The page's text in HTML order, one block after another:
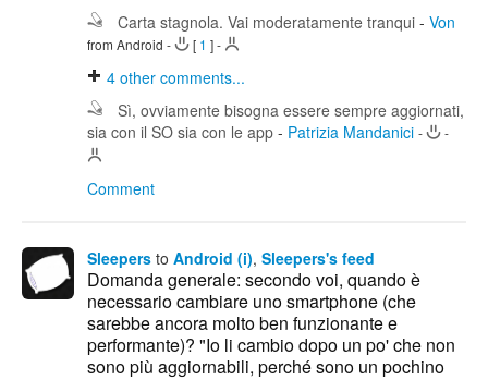
Carta stagnola. Vai moderatamente tranqui - Von
from Android - [ 1 ]-
4 other comments...
Sì, ovviamente bisogna essere sempre aggiornati,
sia con il SO sia con le app - Patrizia Mandanici - -
Comment
Sleepers to Android (i), Sleepers's feed
Domanda generale: secondo voi, quando è
necessario cambiare uno smartphone (che
sarebbe ancora molto ben funzionante e
performante)? "Io li cambio dopo un po' che non
sono più aggiornabili, perché sono un pochino